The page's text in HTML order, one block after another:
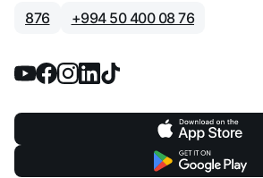
876 +994 50 400 08 76